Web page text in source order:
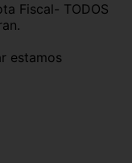
Fiscal- TODOS
estamos